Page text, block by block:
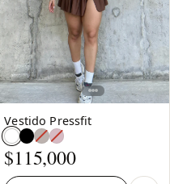
Vestido Pressfit
Café:
agotado
Rosa
Malva:
agotado
$115,000